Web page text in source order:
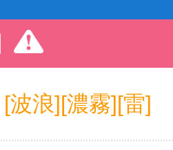
[波浪][濃霧][雷]